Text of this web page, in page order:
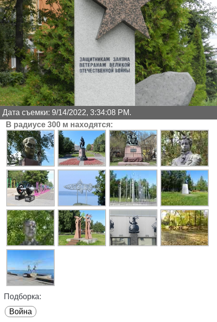
Дата съемки: 9/14/2022, 3:34:08 PM.
В радиусе 300 м находятся:
Подборка:
Война